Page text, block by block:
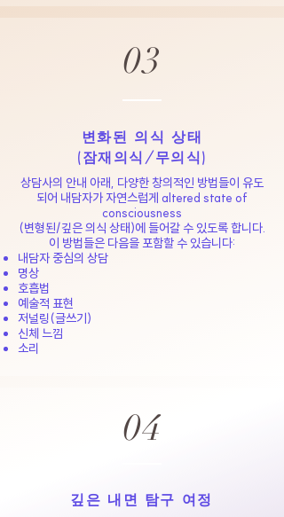
03
변화된 의식 상태
​(잠재의식/무의식)
상담사의 안내 아래, 다양한 창의적인 방법들이 유도
되어 내담자가 자연스럽게 altered state of
consciousness
(변형된/깊은 의식 상태)에 들어갈 수 있도록 합니다.
이 방법들은 다음을 포함할 수 있습니다:
내담자 중심의 상담
명상
호흡법
예술적 표현
저널링(글쓰기)
신체 느낌
소리
04
깊은 내면 탐구 여정